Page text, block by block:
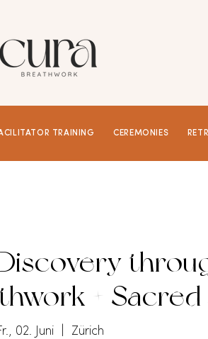
TRAINING CEREMONIES
+ Sacred
02. Juni Zürich